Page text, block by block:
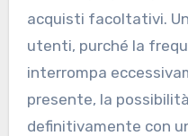
acquisti facoltativi.
utenti, purché la
interrompa
presente, la
definitivamente con